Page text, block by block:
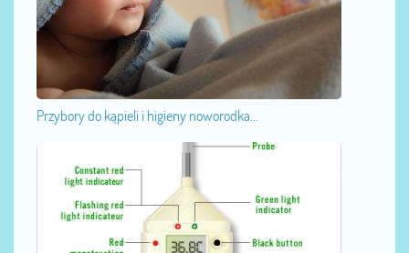
Przybory do kąpieli i higieny noworodka...